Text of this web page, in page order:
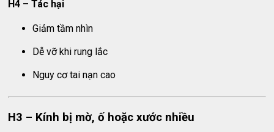
H4 – Tác hại
Giảm tầm nhìn
Dễ vỡ khi rung lắc
Nguy cơ tai nạn cao
H3 – Kính bị mờ, ố hoặc xước nhiều